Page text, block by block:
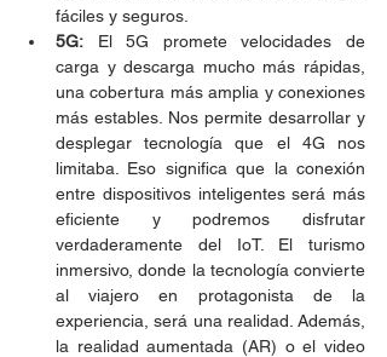
fáciles y seguros.
5G: El 5G promete velocidades de
carga y descarga mucho más rápidas,
una cobertura más amplia y conexiones
más estables. Nos permite desarrollar y
desplegar tecnología que el 4G nos
limitaba. Eso significa que la conexión
entre dispositivos inteligentes será más
eficiente y podremos disfrutar
verdaderamente del IoT. El turismo
inmersivo, donde la tecnología convierte
al viajero en protagonista de la
experiencia, será una realidad. Además,
la realidad aumentada (AR) o el video